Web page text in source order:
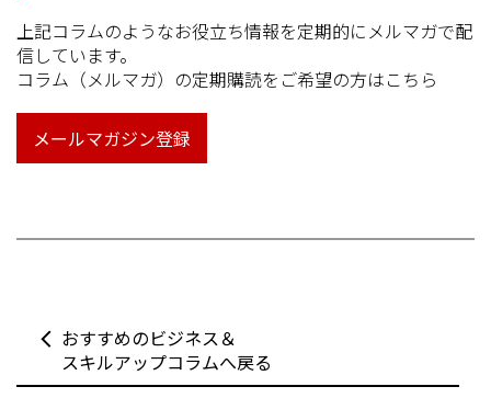
上記コラムのようなお役立ち情報を定期的にメルマガで配
信しています。
コラム（メルマガ）の定期購読をご希望の方はこちら
メールマガジン登録
おすすめのビジネス＆
スキルアップコラムへ戻る